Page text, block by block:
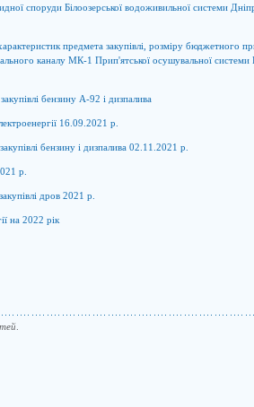
споруди Білоозерської водоживильної системи
предмета закупівлі, розміру бюджетного
каналу МК-1 Прип'ятської осушувальної системи
бензину А-92 і дизпалива
16.09.2021 р.
бензину і дизпалива 02.11.2021 р.
р.
дров 2021 р.
на 2022 рік
.